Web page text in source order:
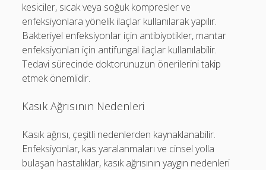
kesiciler, sıcak veya soğuk kompresler ve
enfeksiyonlara yönelik ilaçlar kullanılarak yapılır.
Bakteriyel enfeksiyonlar için antibiyotikler, mantar
enfeksiyonları için antifungal ilaçlar kullanılabilir.
Tedavi sürecinde doktorunuzun önerilerini takip
etmek önemlidir.
Kasık Ağrısının Nedenleri
Kasık ağrısı, çeşitli nedenlerden kaynaklanabilir.
Enfeksiyonlar, kas yaralanmaları ve cinsel yolla
bulaşan hastalıklar, kasık ağrısının yaygın nedenleri